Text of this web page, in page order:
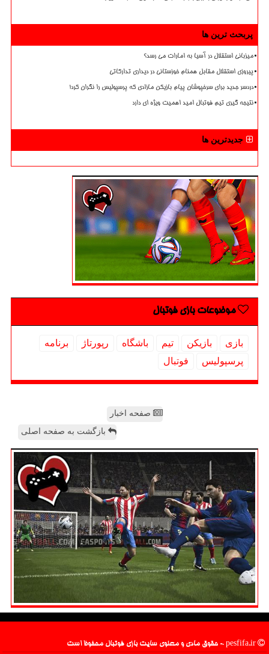
پربحث ترین ها
میزبانی استقلال در آسیا به امارات می رسد؟
پیروزی استقلال مقابل همنام خوزستانی در دیداری تدارکاتی
دردسر جدید برای سرخپوشان پیام بازیکن مازادی که پرسپولیس را نگران کرد!
نتیجه گیری تیم فوتبال امید اهمیت ویژه ای دارد
جدیدترین ها
موضوعات بازی فوتبال
بازی بازیكن تیم باشگاه رپورتاژ
برنامه
پرسپولیس
فوتبال
صفحه اخبار
بازگشت به صفحه اصلی